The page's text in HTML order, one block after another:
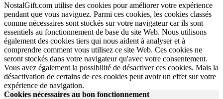
NostalGift.com utilise des cookies pour améliorer votre expérience
pendant que vous naviguez. Parmi ces cookies, les cookies classés
comme nécessaires sont stockés sur votre navigateur car ils sont
essentiels au fonctionnement de base du site Web. Nous utilisons
également des cookies tiers qui nous aident à analyser et à
comprendre comment vous utilisez ce site Web. Ces cookies ne
seront stockés dans votre navigateur qu'avec votre consentement.
Vous avez également la possibilité de désactiver ces cookies. Mais la
désactivation de certains de ces cookies peut avoir un effet sur votre
expérience de navigation.
Cookies nécessaires au bon fonctionnement